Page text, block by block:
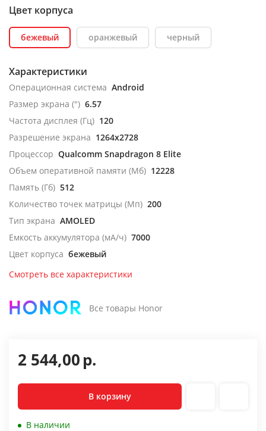
Цвет корпуса
бежевый оранжевый черный
Характеристики
Операционная система Android
Размер экрана (") 6.57
Частота дисплея (Гц) 120
Разрешение экрана 1264x2728
Процессор Qualcomm Snapdragon 8 Elite
Объем оперативной памяти (Мб) 12228
Память (Гб) 512
Количество точек матрицы (Мп) 200
Тип экрана AMOLED
Емкость аккумулятора (мА/ч) 7000
Цвет корпуса бежевый
Смотреть все характеристики
Все товары Honor
2 544,00р.
В корзину
В наличии